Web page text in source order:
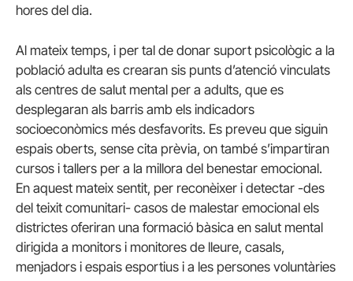
hores del dia.
Al mateix temps, i per tal de donar suport psicològic a la
població adulta es crearan sis punts d’atenció vinculats
als centres de salut mental per a adults, que es
desplegaran als barris amb els indicadors
socioeconòmics més desfavorits. Es preveu que siguin
espais oberts, sense cita prèvia, on també s’impartiran
cursos i tallers per a la millora del benestar emocional.
En aquest mateix sentit, per reconèixer i detectar -des
del teixit comunitari- casos de malestar emocional els
districtes oferiran una formació bàsica en salut mental
dirigida a monitors i monitores de lleure, casals,
menjadors i espais esportius i a les persones voluntàries